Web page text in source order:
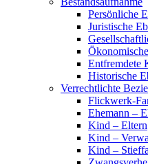
Persönliche
Juristische
Entfremdete
Historische
Verrechtlichte
Flickwerk-
Ehemann –
Kind – Eltern
Kind –
Kind –